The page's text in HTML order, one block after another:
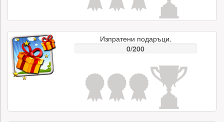
Изпратени подаръци.
0/200